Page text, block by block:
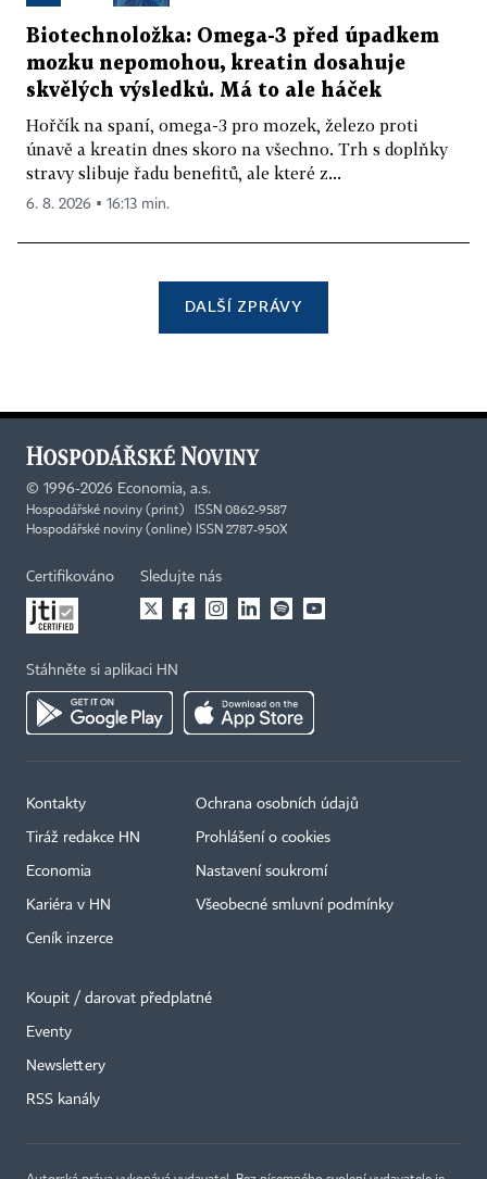
Biotechnoložka: Omega-3 před úpadkem
mozku nepomohou, kreatin dosahuje
skvělých výsledků. Má to ale háček
Hořčík na spaní, omega-3 pro mozek, železo proti
únavě a kreatin dnes skoro na všechno. Trh s doplňky
stravy slibuje řadu benefitů, ale které z...
6. 8. 2026 ▪ 16:13 min.
DALŠÍ ZPRÁVY
© 1996-2026 Economia, a.s.
Hospodářské noviny (print) ISSN 0862-9587
Hospodářské noviny (online) ISSN 2787-950X
Certifikováno Sledujte nás
Stáhněte si aplikaci HN
Kontakty
Tiráž redakce HN
Economia
Kariéra v HN
Ceník inzerce
Ochrana osobních údajů
Prohlášení o cookies
Nastavení soukromí
Všeobecné smluvní podmínky
Koupit / darovat předplatné
Eventy
Newslettery
RSS kanály